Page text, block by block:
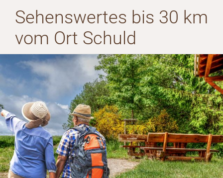
Sehenswertes bis 30 km
vom Ort Schuld